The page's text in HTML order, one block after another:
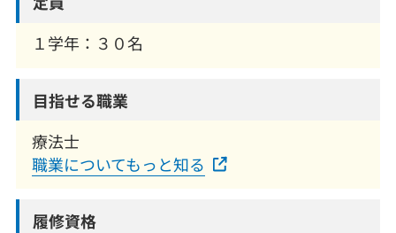
１学年：３０名
目指せる職業
療法士
職業についてもっと知る
履修資格